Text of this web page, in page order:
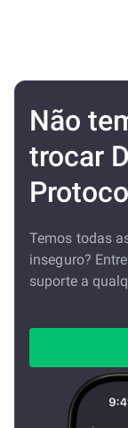
Não
trocar
Temos todas
inseguro?
suporte a